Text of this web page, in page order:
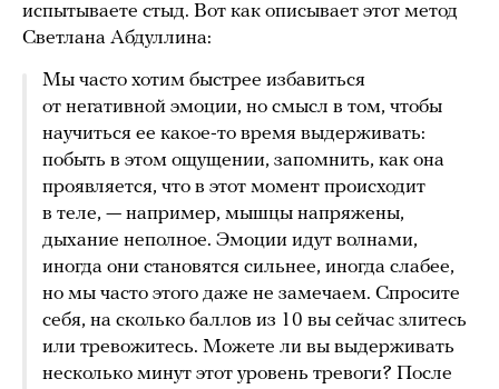
испытываете стыд. Вот как описывает этот метод
Светлана Абдуллина:
Мы часто хотим быстрее избавиться
от негативной эмоции, но смысл в том, чтобы
научиться ее какое-то время выдерживать:
побыть в этом ощущении, запомнить, как она
проявляется, что в этот момент происходит
в теле, — например, мышцы напряжены,
дыхание неполное. Эмоции идут волнами,
иногда они становятся сильнее, иногда слабее,
но мы часто этого даже не замечаем. Спросите
себя, на сколько баллов из 10 вы сейчас злитесь
или тревожитесь. Можете ли вы выдерживать
несколько минут этот уровень тревоги? После